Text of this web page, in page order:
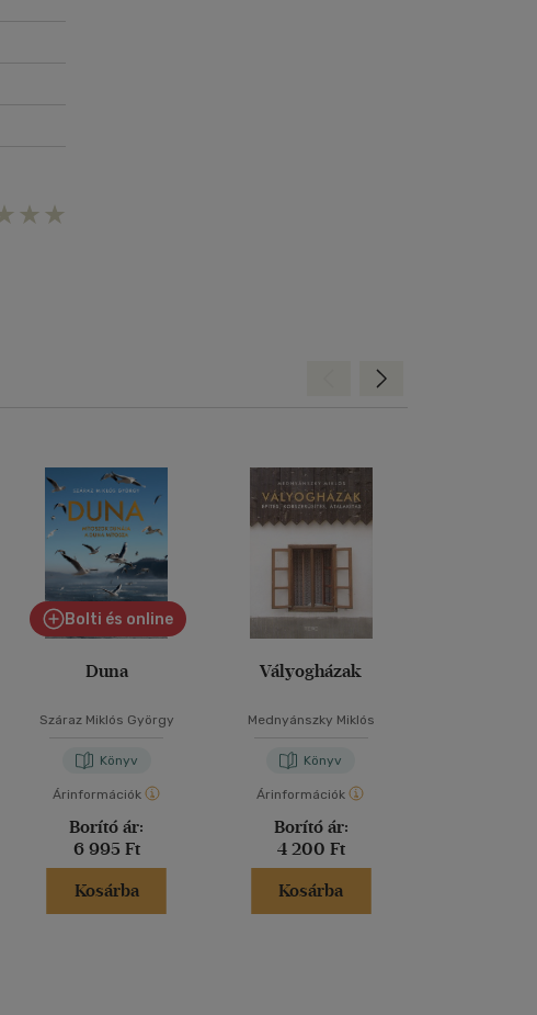
Bolti és online
Duna
Száraz Miklós György
Könyv
Árinformációk
Borító ár:
6 995 Ft
Kosárba
Vályogházak
Mednyánszky Miklós
Könyv
Árinformációk
Borító ár:
4 200 Ft
Kosárba
Előre